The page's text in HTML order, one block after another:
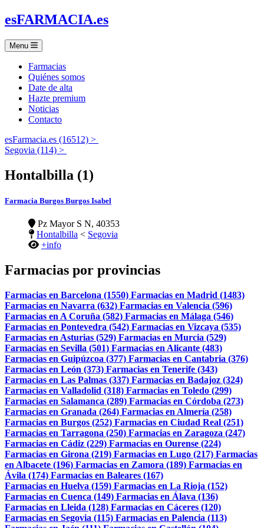
esFARMACIA.es
Menu
Farmacias
Quiénes somos
Date de alta
Hazte premium
Noticias
Contacto
esFarmacia.es (16512) >
Segovia (114) >
Hontalbilla (1)
Farmacia Burgos Burgos Isabel
Pz Mayor S N, 40353
Hontalbilla < Segovia
+info
Farmacias por provincias
Farmacias en Barcelona (1550) Farmacias en Madrid (1483)
Farmacias en Navarra (632) Farmacias en Valencia (596)
Farmacias en A Coruña (582) Farmacias en Málaga (546)
Farmacias en Pontevedra (542) Farmacias en Vizcaya (535)
Farmacias en Asturias (529) Farmacias en Murcia (529)
Farmacias en Sevilla (501) Farmacias en Alicante (483)
Farmacias en Guipúzcoa (377) Farmacias en Cantabria (376)
Farmacias en León (373) Farmacias en Tenerife (343)
Farmacias en Las Palmas (337) Farmacias en Badajoz (324)
Farmacias en Valladolid (318) Farmacias en Toledo (299)
Farmacias en Salamanca (289) Farmacias en Córdoba (273)
Farmacias en Granada (264) Farmacias en Almería (258)
Farmacias en Burgos (252) Farmacias en Ciudad Real (251)
Farmacias en Tarragona (250) Farmacias en Zaragoza (247)
Farmacias en Cádiz (229) Farmacias en Ourense (224)
Farmacias en Girona (219) Farmacias en Lugo (217) Farmacias
en Albacete (196) Farmacias en Zamora (189) Farmacias en
Ávila (174) Farmacias en Baleares (167)
Farmacias en Huelva (159) Farmacias en La Rioja (152)
Farmacias en Cuenca (149) Farmacias en Álava (136)
Farmacias en Lleida (128) Farmacias en Cáceres (120)
Farmacias en Segovia (115) Farmacias en Palencia (113)